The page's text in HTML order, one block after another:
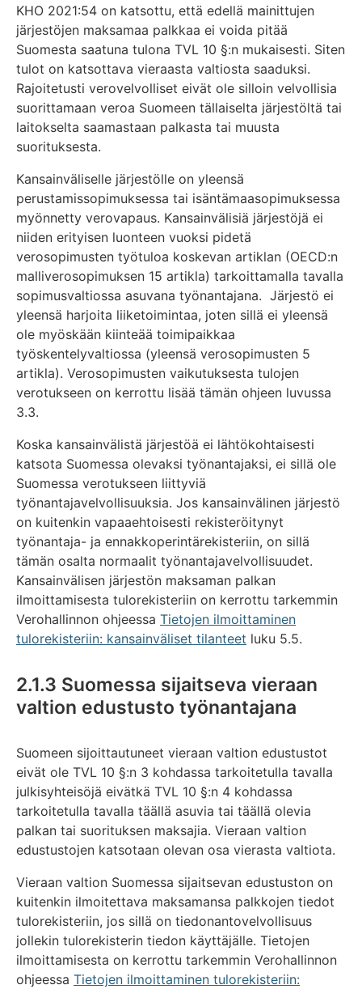
KHO 2021:54 on katsottu, että edellä mainittujen
järjestöjen maksamaa palkkaa ei voida pitää
Suomesta saatuna tulona TVL 10 §:n mukaisesti. Siten
tulot on katsottava vieraasta valtiosta saaduksi.
Rajoitetusti verovelvolliset eivät ole silloin velvollisia
suorittamaan veroa Suomeen tällaiselta järjestöltä tai
laitokselta saamastaan palkasta tai muusta
suorituksesta.
Kansainväliselle järjestölle on yleensä
perustamissopimuksessa tai isäntämaasopimuksessa
myönnetty verovapaus. Kansainvälisiä järjestöjä ei
niiden erityisen luonteen vuoksi pidetä
verosopimusten työtuloa koskevan artiklan (OECD:n
malliverosopimuksen 15 artikla) tarkoittamalla tavalla
sopimusvaltiossa asuvana työnantajana. Järjestö ei
yleensä harjoita liiketoimintaa, joten sillä ei yleensä
ole myöskään kiinteää toimipaikkaa
työskentelyvaltiossa (yleensä verosopimusten 5
artikla). Verosopimusten vaikutuksesta tulojen
verotukseen on kerrottu lisää tämän ohjeen luvussa
3.3.
Koska kansainvälistä järjestöä ei lähtökohtaisesti
katsota Suomessa olevaksi työnantajaksi, ei sillä ole
Suomessa verotukseen liittyviä
työnantajavelvollisuuksia. Jos kansainvälinen järjestö
on kuitenkin vapaaehtoisesti rekisteröitynyt
työnantaja- ja ennakkoperintärekisteriin, on sillä
tämän osalta normaalit työnantajavelvollisuudet.
Kansainvälisen järjestön maksaman palkan
ilmoittamisesta tulorekisteriin on kerrottu tarkemmin
Verohallinnon ohjeessa Tietojen ilmoittaminen
tulorekisteriin: kansainväliset tilanteet luku 5.5.
2.1.3 Suomessa sijaitseva vieraan
valtion edustusto työnantajana
Suomeen sijoittautuneet vieraan valtion edustustot
eivät ole TVL 10 §:n 3 kohdassa tarkoitetulla tavalla
julkisyhteisöjä eivätkä TVL 10 §:n 4 kohdassa
tarkoitetulla tavalla täällä asuvia tai täällä olevia
palkan tai suorituksen maksajia. Vieraan valtion
edustustojen katsotaan olevan osa vierasta valtiota.
Vieraan valtion Suomessa sijaitsevan edustuston on
kuitenkin ilmoitettava maksamansa palkkojen tiedot
tulorekisteriin, jos sillä on tiedonantovelvollisuus
jollekin tulorekisterin tiedon käyttäjälle. Tietojen
ilmoittamisesta on kerrottu tarkemmin Verohallinnon
ohjeessa Tietojen ilmoittaminen tulorekisteriin: